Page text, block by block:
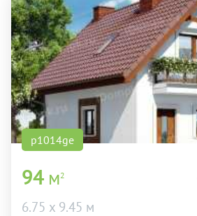
p1014ge
94 м2
6.75 х 9.45 м